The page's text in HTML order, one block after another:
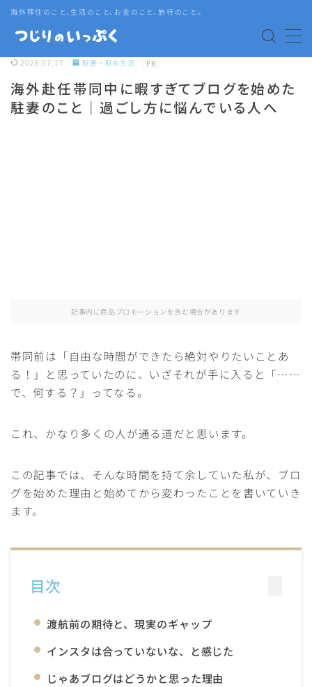
海外移住のこと、生活のこと、お金のこと、旅行のこと。
MENU
海外赴任・帯同
2026.07.17 駐妻・駐夫生活 PR
海外赴任帯同中に暇すぎてブログを始めた
駐妻のこと｜過ごし方に悩んでいる人へ
記事内に商品プロモーションを含む場合があります
帯同前は「自由な時間ができたら絶対やりたいことあ
る！」と思っていたのに、いざそれが手に入ると「……
で、何する？」ってなる。
これ、かなり多くの人が通る道だと思います。
この記事では、そんな時間を持て余していた私が、ブロ
グを始めた理由と始めてから変わったことを書いていき
ます。
目次
渡航前の期待と、現実のギャップ
インスタは合っていないな、と感じた
じゃあブログはどうかと思った理由